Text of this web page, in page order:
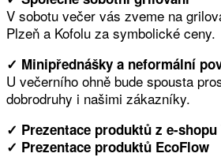
V sobotu večer vás zveme na
Plzeň a Kofolu za symbolické ceny.
✓ Minipřednášky a neformální
U večerního ohně bude spousta
dobrodruhy i našimi zákazníky.
✓ Prezentace produktů z e-shopu
✓ Prezentace produktů EcoFlow